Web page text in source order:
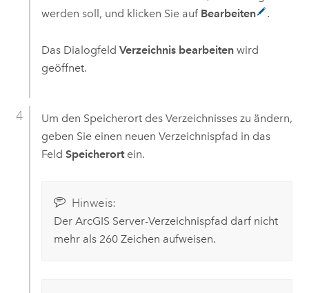
werden soll, und klicken Sie auf Bearbeiten .
Das Dialogfeld Verzeichnis bearbeitenwird
geöffnet.
Um den Speicherort des Verzeichnisses zu ändern,
geben Sie einen neuen Verzeichnispfad in das
Feld Speicherortein.
Hinweis:
Der ArcGIS Server-Verzeichnispfad darf nicht
mehr als 260 Zeichen aufweisen.